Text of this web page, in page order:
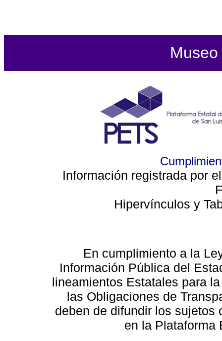
Información registrada por
Hipervínculos y
En cumplimiento a la
Información Pública del
lineamientos Estatales para
las Obligaciones de
deben de difundir los sujetos
en la Plataforma